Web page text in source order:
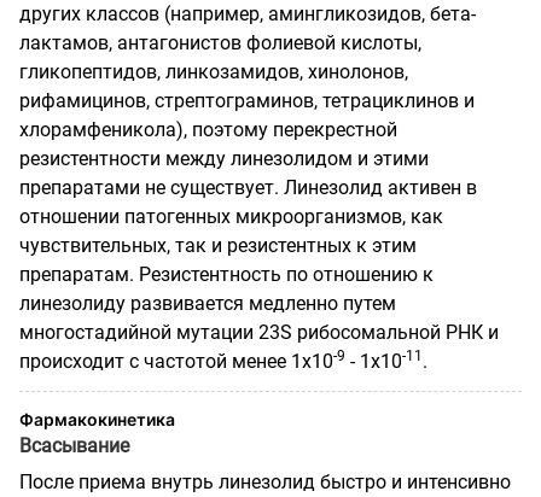
других классов (например, амингликозидов, бета-
лактамов, антагонистов фолиевой кислоты,
гликопептидов, линкозамидов, хинолонов,
рифамицинов, стрептограминов, тетрациклинов и
хлорамфеникола), поэтому перекрестной
резистентности между линезолидом и этими
препаратами не существует. Линезолид активен в
отношении патогенных микроорганизмов, как
чувствительных, так и резистентных к этим
препаратам. Резистентность по отношению к
линезолиду развивается медленно путем
многостадийной мутации 23S рибосомальной РНК и
происходит с частотой менее 1x10-9 - 1x10-11 .
Фармакокинетика
Всасывание
После приема внутрь линезолид быстро и интенсивно